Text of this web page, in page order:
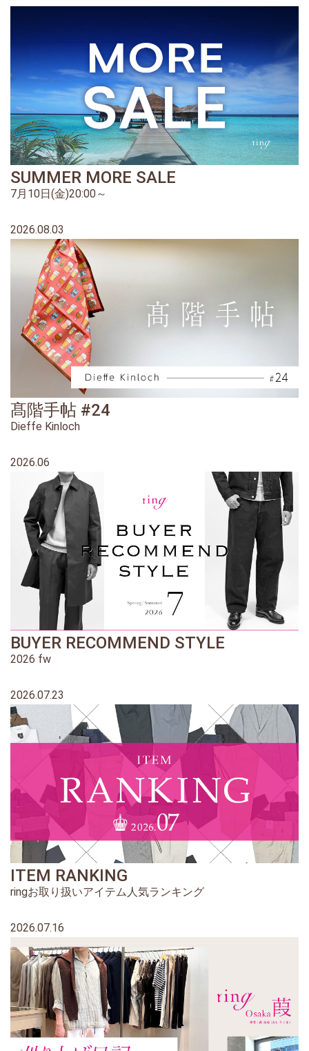
SUMMER MORE SALE
7月10日(金)20:00～
2026.08.03
髙階手帖 #24
Dieffe Kinloch
2026.06
BUYER RECOMMEND STYLE
2026 fw
2026.07.23
ITEM RANKING
ringお取り扱いアイテム人気ランキング
2026.07.16